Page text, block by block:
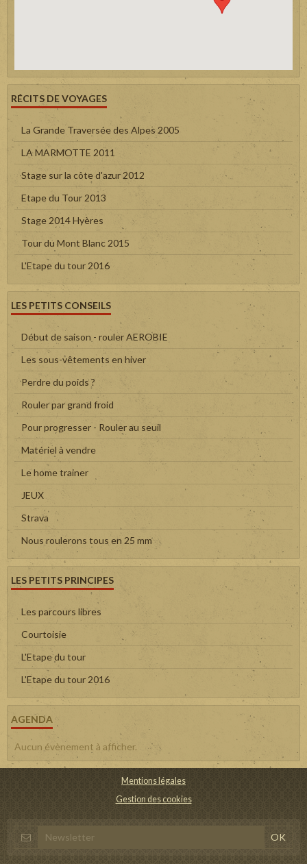
RÉCITS DE VOYAGES
La Grande Traversée des Alpes 2005
LA MARMOTTE 2011
Stage sur la côte d'azur 2012
Etape du Tour 2013
Stage 2014 Hyères
Tour du Mont Blanc 2015
L'Etape du tour 2016
LES PETITS CONSEILS
Début de saison - rouler AEROBIE
Les sous-vêtements en hiver
Perdre du poids ?
Rouler par grand froid
Pour progresser - Rouler au seuil
Matériel à vendre
Le home trainer
JEUX
Strava
Nous roulerons tous en 25 mm
LES PETITS PRINCIPES
Les parcours libres
Courtoisie
L'Etape du tour
L'Etape du tour 2016
AGENDA
Aucun évènement à afficher.
Mentions légales
Gestion des cookies